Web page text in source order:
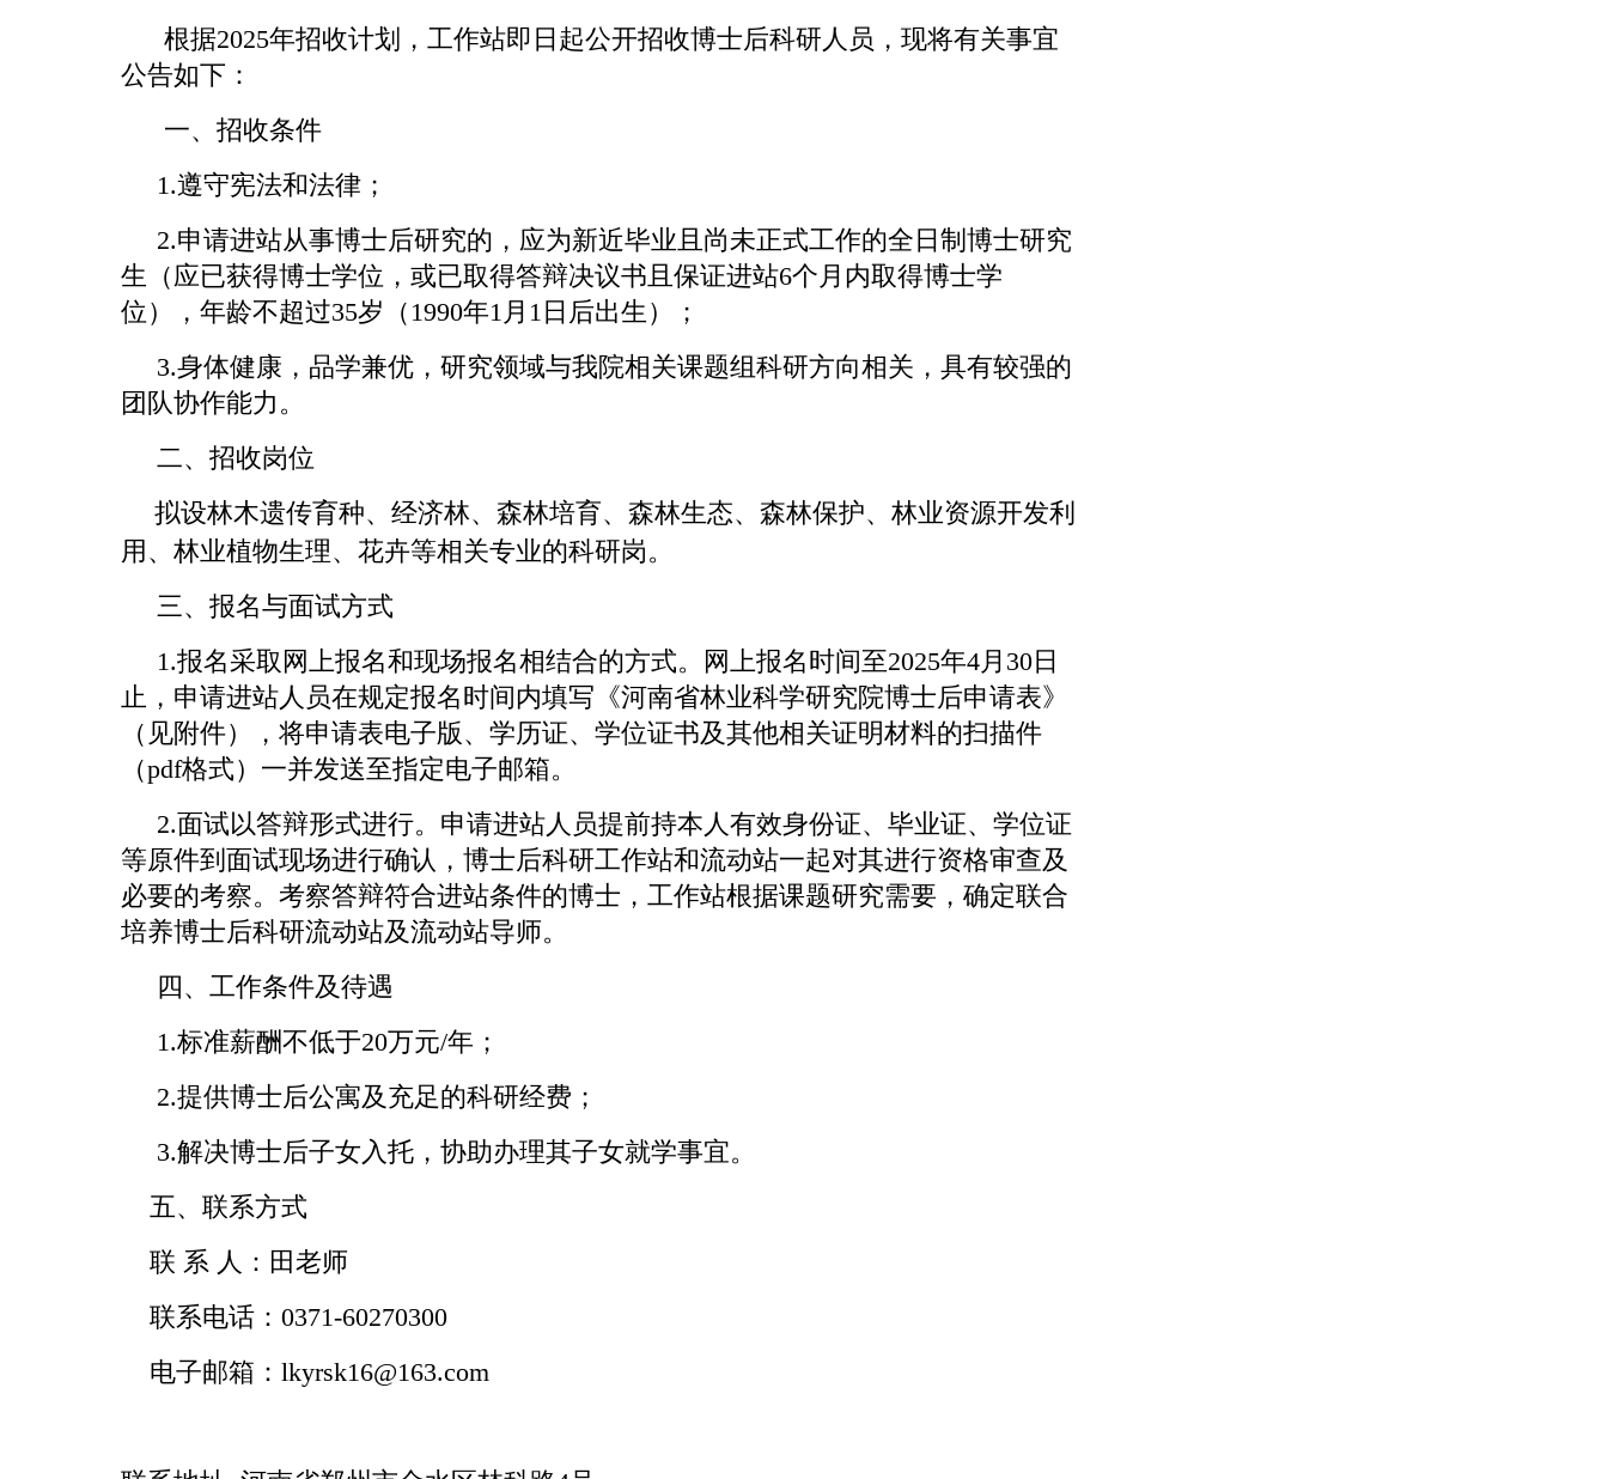
根据2025年招收计划，工作站即日起公开招收博士后科研人员，现将有关事宜
公告如下：
一、招收条件
1.遵守宪法和法律；
2.申请进站从事博士后研究的，应为新近毕业且尚未正式工作的全日制博士研究
生（应已获得博士学位，或已取得答辩决议书且保证进站6个月内取得博士学
位），年龄不超过35岁（1990年1月1日后出生）；
3.身体健康，品学兼优，研究领域与我院相关课题组科研方向相关，具有较强的
团队协作能力。
二、招收岗位
拟设林木遗传育种、经济林、森林培育、森林生态、森林保护、林业资源开发利
用、林业植物生理、花卉等相关专业的科研岗。
三、报名与面试方式
1.报名采取网上报名和现场报名相结合的方式。网上报名时间至2025年4月30日
止，申请进站人员在规定报名时间内填写《河南省林业科学研究院博士后申请表》
（见附件），将申请表电子版、学历证、学位证书及其他相关证明材料的扫描件
（pdf格式）一并发送至指定电子邮箱。
2.面试以答辩形式进行。申请进站人员提前持本人有效身份证、毕业证、学位证
等原件到面试现场进行确认，博士后科研工作站和流动站一起对其进行资格审查及
必要的考察。考察答辩符合进站条件的博士，工作站根据课题研究需要，确定联合
培养博士后科研流动站及流动站导师。
四、工作条件及待遇
1.标准薪酬不低于20万元/年；
2.提供博士后公寓及充足的科研经费；
3.解决博士后子女入托，协助办理其子女就学事宜。
五、联系方式
联 系 人：田老师
联系电话：0371-60270300
电子邮箱：lkyrsk16@163.com